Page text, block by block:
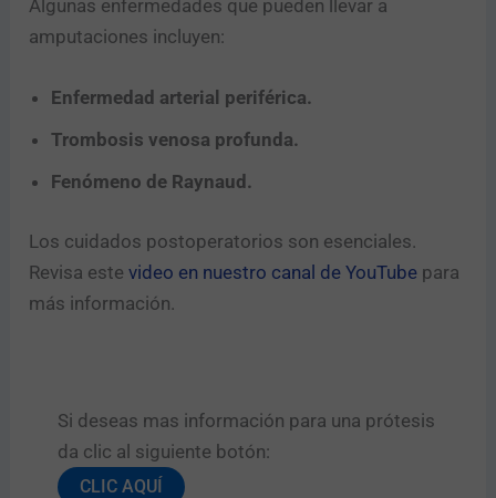
Algunas enfermedades que pueden llevar a
amputaciones incluyen:
Enfermedad arterial periférica.
Trombosis venosa profunda.
Fenómeno de Raynaud.
Los cuidados postoperatorios son esenciales.
Revisa estevideo en nuestro canal de YouTube para
más información.
Si deseas mas información para una prótesis
da clic al siguiente botón:​
CLIC AQUÍ